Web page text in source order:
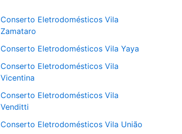
Conserto Eletrodomésticos Vila
Zamataro
Conserto Eletrodomésticos Vila Yaya
Conserto Eletrodomésticos Vila
Vicentina
Conserto Eletrodomésticos Vila
Venditti
Conserto Eletrodomésticos Vila União